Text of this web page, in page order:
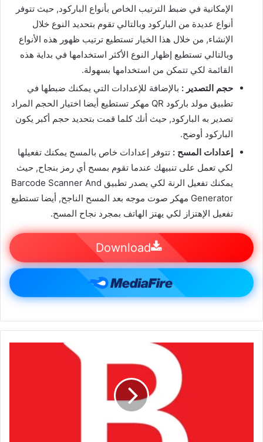
الإمكانية في ضبط الترتيب الخاص بأنواع الباركود, حيث تتوفر
أنواع عديدة من الباركود وبالتالي تقوم بتحديد النوع خلال
الإنشاء, من خلال هذا الخيار تستطيع ترتيب ظهور هذه الأنواع
وبالتالي تستطيع إظهار النوع الأكثر استخدامها في بداية هذه
القائمة لكي تتمكن من استخدامها بسهولة.
حجم التصدير : بالإضافة للإعدادات التي يمكنك ضبطها في
تطبيق مولد باركود QR مهكر تستطيع أيضا اختيار الحجم المراد
تصدير به الباركود, حيث أنك كلما قمت بتحديد حجم أكبر يكون
الباركود أوضح.
إعدادات المسح : تتوفر إعدادات خاص بالمسح يمكنك تفعيلها
لكي تعمل على تنبيهك عندما تقوم بمسح أي رمز بنجاح, حيث
يمكنك تفعيل الرنة لكي يصدر تطبيق Barcode Scanner And
Generator مهكر صوت موجه بعد المسح الناجح, أيضا تستطيع
تفعيل الإهتزاز لكي يهتز الهاتف بمجرد نجاح المسح.
Download